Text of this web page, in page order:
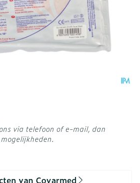
via telefoon of e-mail, dan
van Covarmed